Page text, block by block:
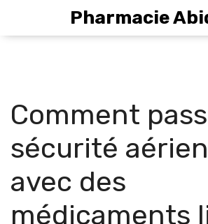
Pharmacie
Comment
sécurité
avec des
médicaments